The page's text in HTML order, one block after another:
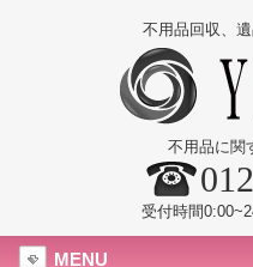
不用品回収、
不用品に関
受付時間
MENU